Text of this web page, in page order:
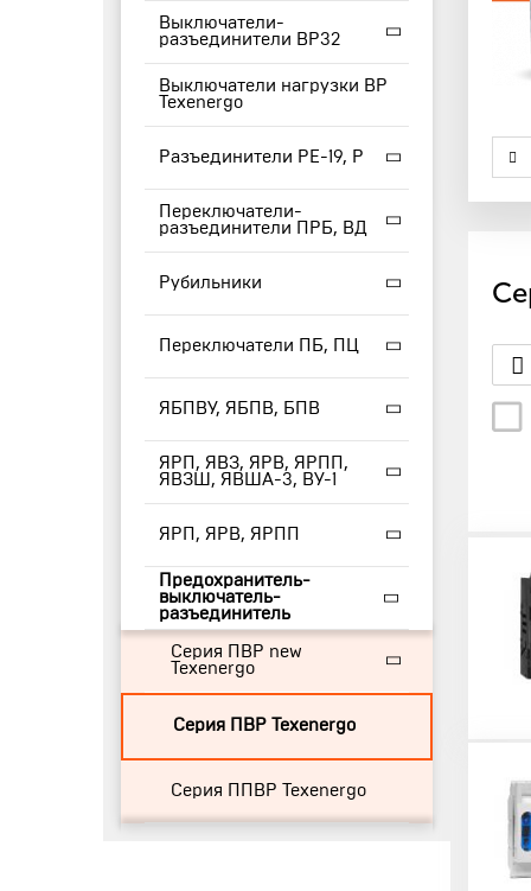
Выключатели-
разъединители ВР32
Выключатели нагрузки ВР
Texenergo
Разъединители РЕ-19, Р
Переключатели-
разъединители ПРБ, ВД
Рубильники
Переключатели ПБ, ПЦ
ЯБПВУ, ЯБПВ, БПВ
ЯРП, ЯВЗ, ЯРВ, ЯРПП,
ЯВЗШ, ЯВША-3, ВУ-1
ЯРП, ЯРВ, ЯРПП
Предохранитель-
выключатель-
разъединитель
Серия ПВР new
Texenergo
Серия ПВР Texenergo
Серия ППВР Texenergo